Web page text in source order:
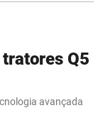
Q5
avançada